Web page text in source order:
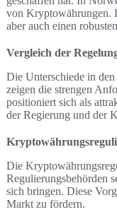
von Kryptowährungen.
aber auch einen
Vergleich der
Die Unterschiede in
zeigen die strengen
positioniert sich als
der Regierung und der
Die
Regulierungsbehörden
sich bringen. Diese
Markt zu fördern.